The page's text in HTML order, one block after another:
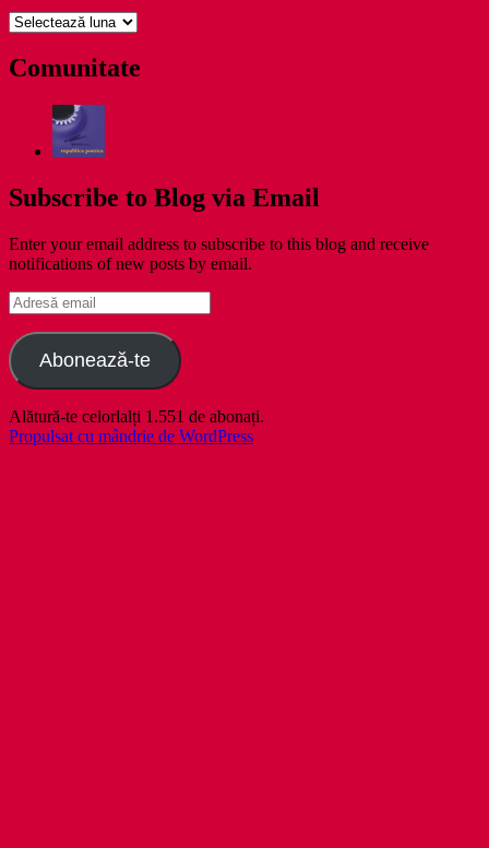
pe
Comunitate
Subscribe to Blog via Email
Enter your email address to subscribe to this blog and receive
notifications of new posts by email.
Adresă
email
Abonează-te
Alătură-te celorlalți 1.551 de abonați.
Propulsat cu mândrie de WordPress